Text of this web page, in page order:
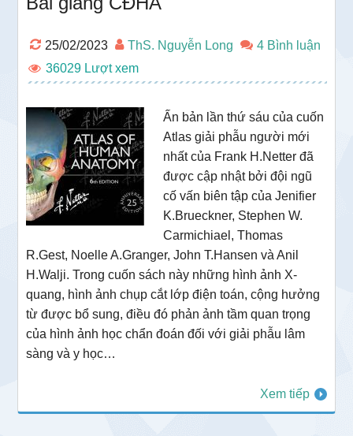
25/02/2023 ThS. Nguyễn Long
4 Bình luận
36029
Ấn bản lần thứ sáu của cuốn
Atlas giải phẫu người mới
nhất của Frank H.Netter đã
được cập nhật bởi đội ngũ
cố vấn biên tập của Jenifier
K.Brueckner, Stephen W.
Carmichiael, Thomas
R.Gest, Noelle A.Granger, John T.Hansen và Anil
H.Walji. Trong cuốn sách này những hình ảnh X-
quang, hình ảnh chụp cắt lớp điện toán, cộng hưởng
từ được bổ sung, điều đó phản ảnh tầm quan trọng
của hình ảnh học chẩn đoán đối với giải phẫu lâm
sàng và y học…
Xem tiếp